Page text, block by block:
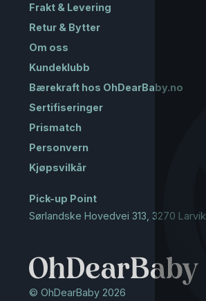
Frakt & Levering
Retur & Bytter
Om oss
Kundeklubb
Bærekraft hos OhDearBaby.no
Sertifiseringer
Prismatch
Personvern
Kjøpsvilkår
Pick-up Point
Sørlandske Hovedvei 313, 3270 Larvik
© OhDearBaby 2026